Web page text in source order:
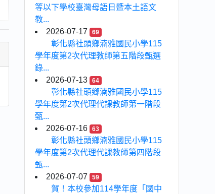
等以下學校臺灣母語日暨本土語文
教...
2026-07-17
69
彰化縣社頭鄉湳雅國民小學115
學年度第2次代理教師第五階段甄選
錄...
2026-07-13
64
彰化縣社頭鄉湳雅國民小學115
學年度第2次代理代課教師第一階段
甄...
2026-07-16
63
彰化縣社頭鄉湳雅國民小學115
學年度第2次代理代課教師第四階段
甄...
2026-07-07
59
賀！本校參加114學年度「國中